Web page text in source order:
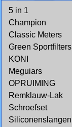
5 in 1
Champion
Classic Meters
Green Sportfilters
KONI
Meguiars
OPRUIMING
Remklauw-Lak
Schroefset
Siliconenslangen